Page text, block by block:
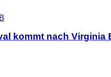
kommt nach Virginia